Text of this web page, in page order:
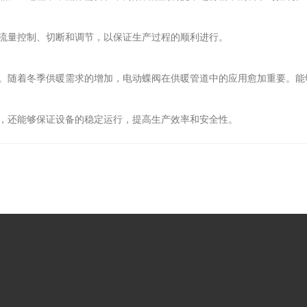
制、切断和调节，以保证生产过程的顺利进行。
冬季供暖需求的增加，电动蝶阀在供暖管道中的应用愈加重要。
够保证设备的稳定运行，提高生产效率和安全性。